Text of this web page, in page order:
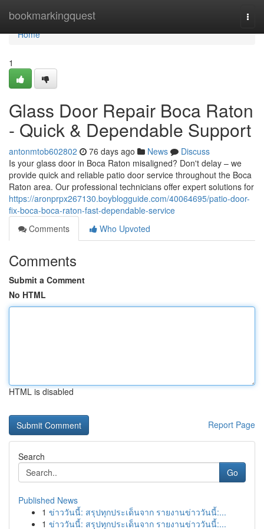
bookmarkingquest
Home
Home
1
Glass Door Repair Boca Raton
- Quick & Dependable Support
antonmtob602802 76 days ago News
Discuss
Is your glass door in Boca Raton misaligned? Don't delay – we
provide quick and reliable patio door service throughout the Boca
Raton area. Our professional technicians offer expert solutions for
https://aronprpx267130.boyblogguide.com/40064695/patio-door-
fix-boca-boca-raton-fast-dependable-service
Comments
Who Upvoted
Comments
Submit a Comment
No HTML
HTML is disabled
Report Page
Search
Go
Published News
1 ข่าววันนี้: สรุปทุกประเด็นจาก รายงานข่าววันนี้:...
1 ข่าววันนี้: สรุปทุกประเด็นจาก รายงานข่าววันนี้:...